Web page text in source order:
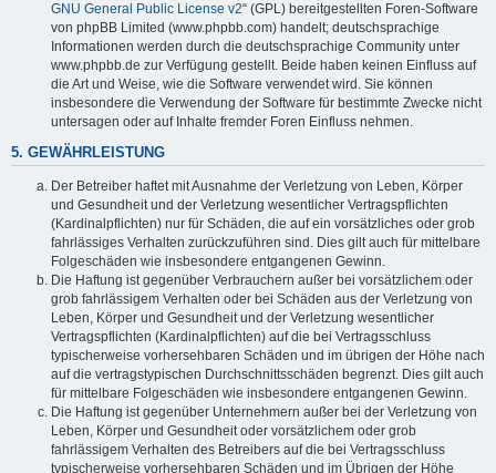
GNU General Public License v2“ (GPL) bereitgestellten Foren-Software
von phpBB Limited (www.phpbb.com) handelt; deutschsprachige
Informationen werden durch die deutschsprachige Community unter
www.phpbb.de zur Verfügung gestellt. Beide haben keinen Einfluss auf
die Art und Weise, wie die Software verwendet wird. Sie können
insbesondere die Verwendung der Software für bestimmte Zwecke nicht
untersagen oder auf Inhalte fremder Foren Einfluss nehmen.
5. GEWÄHRLEISTUNG
Der Betreiber haftet mit Ausnahme der Verletzung von Leben, Körper
und Gesundheit und der Verletzung wesentlicher Vertragspflichten
(Kardinalpflichten) nur für Schäden, die auf ein vorsätzliches oder grob
fahrlässiges Verhalten zurückzuführen sind. Dies gilt auch für mittelbare
Folgeschäden wie insbesondere entgangenen Gewinn.
Die Haftung ist gegenüber Verbrauchern außer bei vorsätzlichem oder
grob fahrlässigem Verhalten oder bei Schäden aus der Verletzung von
Leben, Körper und Gesundheit und der Verletzung wesentlicher
Vertragspflichten (Kardinalpflichten) auf die bei Vertragsschluss
typischerweise vorhersehbaren Schäden und im übrigen der Höhe nach
auf die vertragstypischen Durchschnittsschäden begrenzt. Dies gilt auch
für mittelbare Folgeschäden wie insbesondere entgangenen Gewinn.
Die Haftung ist gegenüber Unternehmern außer bei der Verletzung von
Leben, Körper und Gesundheit oder vorsätzlichem oder grob
fahrlässigem Verhalten des Betreibers auf die bei Vertragsschluss
typischerweise vorhersehbaren Schäden und im Übrigen der Höhe